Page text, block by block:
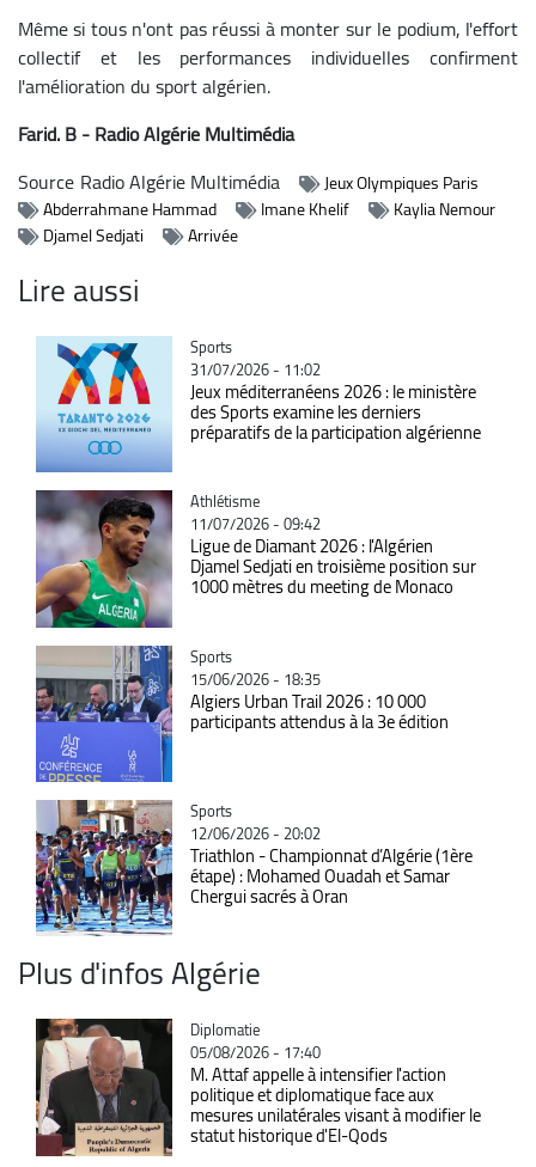
Même si tous n'ont pas réussi à monter sur le podium, l'effort
collectif et les performances individuelles confirment
l'amélioration du sport algérien.
Farid. B - Radio Algérie Multimédia
Source Radio Algérie Multimédia
Jeux Olympiques Paris
Abderrahmane Hammad
Imane Khelif
Kaylia Nemour
Djamel Sedjati
Arrivée
Lire aussi
Catégorie
Sports
31/07/2026 - 11:02
Jeux méditerranéens 2026 : le ministère
des Sports examine les derniers
préparatifs de la participation algérienne
Catégorie
Athlétisme
11/07/2026 - 09:42
Ligue de Diamant 2026 : l'Algérien
Djamel Sedjati en troisième position sur
1000 mètres du meeting de Monaco
Catégorie
Sports
15/06/2026 - 18:35
Algiers Urban Trail 2026 : 10 000
participants attendus à la 3e édition
Catégorie
Sports
12/06/2026 - 20:02
Triathlon - Championnat d’Algérie (1ère
étape) : Mohamed Ouadah et Samar
Chergui sacrés à Oran
Plus d'infos Algérie
Catégorie
Diplomatie
05/08/2026 - 17:40
M. Attaf appelle à intensifier l'action
politique et diplomatique face aux
mesures unilatérales visant à modifier le
statut historique d'El-Qods